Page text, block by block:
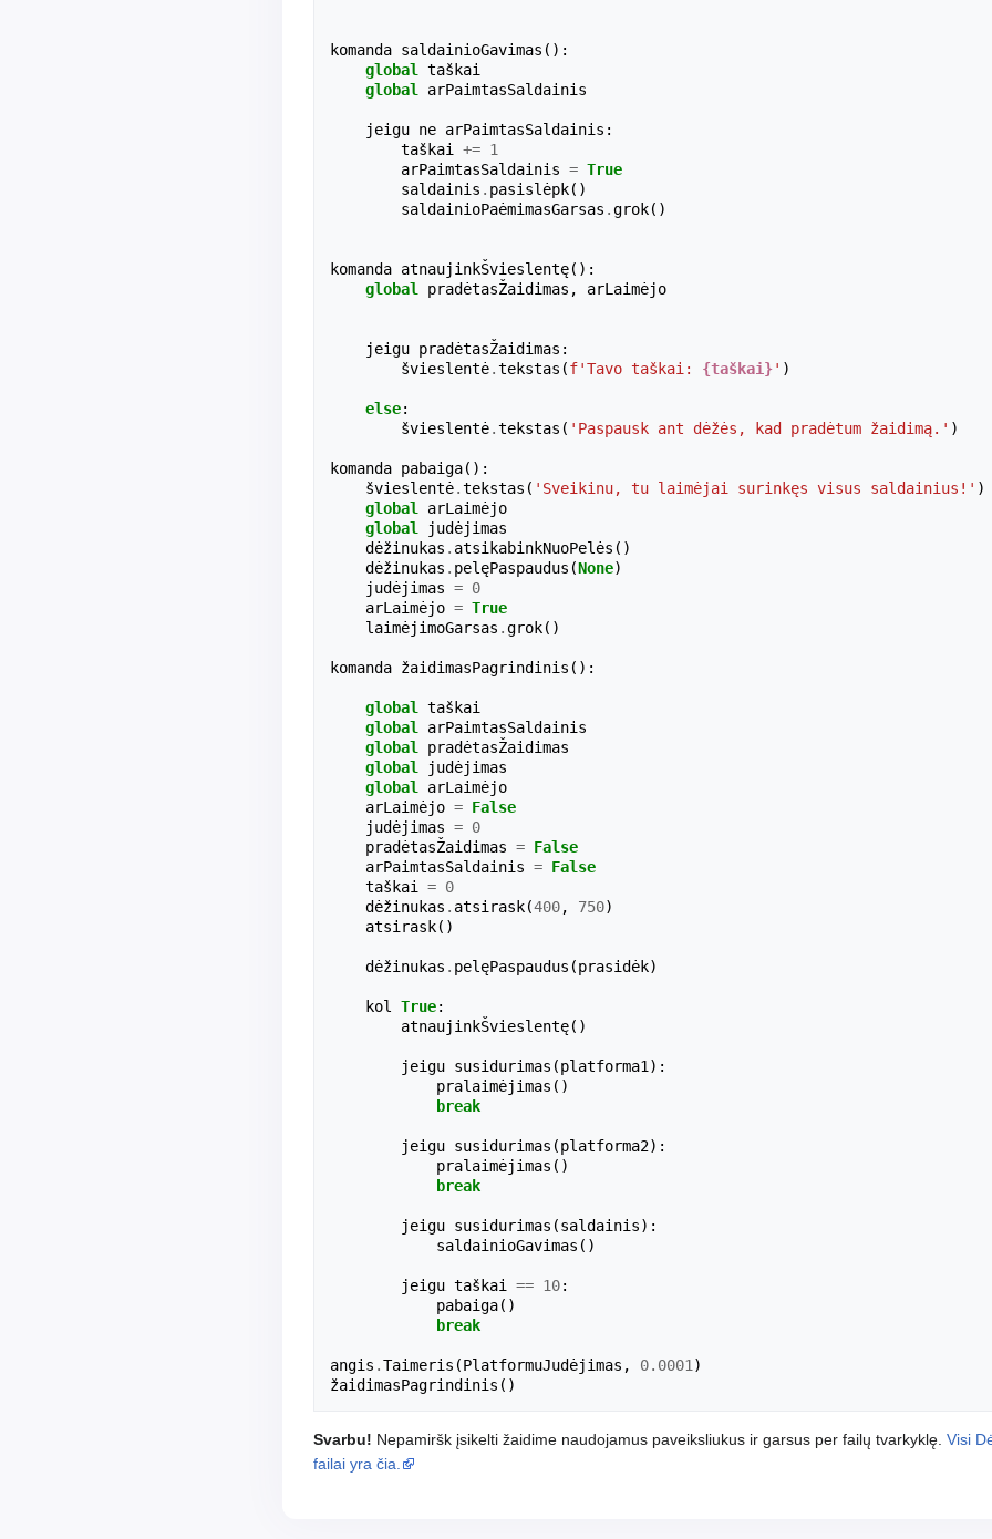
komanda saldainioGavimas ():
global
taškai
global
arPaimtasSaldainis
jeigu ne arPaimtasSaldainis :
taškai
+= 1
arPaimtasSaldainis = True
saldainis . pasislėpk()
saldainioPaėmimasGarsas .grok()
komanda atnaujinkŠvieslentę():
global
pradėtasŽaidimas , arLaimėjo
jeigu pradėtasŽaidimas :
švieslentė.tekstas (f'Tavo taškai: {taškai}' )
else:
švieslentė.tekstas ( 'Paspausk ant dėžės, kad pradėtum žaidimą.' )
komanda pabaiga():
švieslentė.tekstas ( 'Sveikinu, tu laimėjai surinkęs visus saldainius!' )
global
arLaimėjo
global
judėjimas
dėžinukas . atsikabinkNuoPelės ()
dėžinukas . pelęPaspaudus (None)
judėjimas = 0
arLaimėjo = True
laimėjimoGarsas .grok()
komanda žaidimasPagrindinis ():
global
taškai
global
arPaimtasSaldainis
global
pradėtasŽaidimas
global
judėjimas
global
arLaimėjo
arLaimėjo = False
judėjimas = 0
pradėtasŽaidimas = False
arPaimtasSaldainis = False
taškai
= 0
dėžinukas . atsirask(400, 750)
atsirask()
dėžinukas . pelęPaspaudus (prasidėk)
kol True:
atnaujinkŠvieslentę()
jeigu susidurimas (platforma1 ):
pralaimėjimas ()
break
jeigu susidurimas (platforma2):
pralaimėjimas ()
break
jeigu susidurimas (saldainis):
saldainioGavimas ()
jeigu taškai == 10:
pabaiga()
break
angis .Taimeris (PlatformuJudėjimas , 0.0001 )
žaidimasPagrindinis ()
Svarbu! Nepamiršk įsikelti žaidime naudojamus paveiksliukus ir garsus per failų tvarkyklę. Visi
failai yra čia.